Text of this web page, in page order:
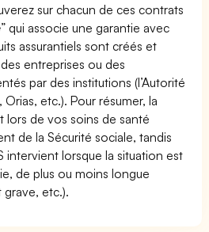
sur chacun de ces contrats
” qui associe une garantie avec
assurantiels sont créés et
entreprises ou des
par des institutions (l’Autorité
etc.). Pour résumer, la
lors de vos soins de santé
de la Sécurité sociale, tandis
intervient lorsque la situation est
de plus ou moins longue
etc.).